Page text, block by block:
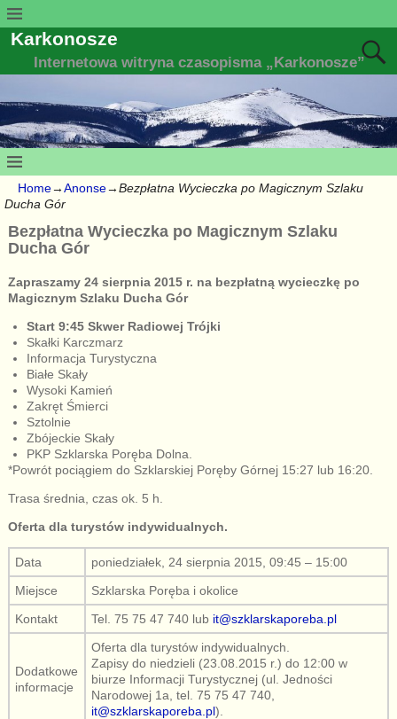
Karkonosze
Internetowa witryna czasopisma „Karkonosze”
Home→Anonse→Bezpłatna Wycieczka po Magicznym Szlaku
Ducha Gór
Bezpłatna Wycieczka po Magicznym Szlaku
Ducha Gór
Zapraszamy 24 sierpnia 2015 r. na bezpłatną wycieczkę po
Magicznym Szlaku Ducha Gór
Start 9:45 Skwer Radiowej Trójki
Skałki Karczmarz
Informacja Turystyczna
Białe Skały
Wysoki Kamień
Zakręt Śmierci
Sztolnie
Zbójeckie Skały
PKP Szklarska Poręba Dolna.
*Powrót pociągiem do Szklarskiej Poręby Górnej 15:27 lub 16:20.
Trasa średnia, czas ok. 5 h.
Oferta dla turystów indywidualnych.
Data
poniedziałek, 24 sierpnia 2015, 09:45 – 15:00
Miejsce
Szklarska Poręba i okolice
Kontakt
Tel. 75 75 47 740 lub it@szklarskaporeba.pl
Dodatkowe
informacje
Oferta dla turystów indywidualnych.
Zapisy do niedzieli (23.08.2015 r.) do 12:00 w
biurze Informacji Turystycznej (ul. Jedności
Narodowej 1a, tel. 75 75 47 740,
it@szklarskaporeba.pl).